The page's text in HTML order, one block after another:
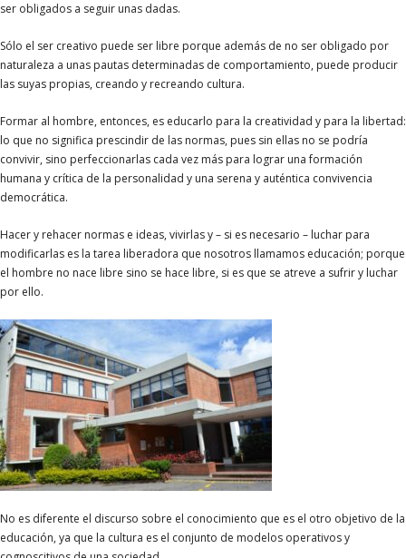
ser obligados a seguir unas dadas.
Sólo el ser creativo puede ser libre porque además de no ser obligado por
naturaleza a unas pautas determinadas de comportamiento, puede producir
las suyas propias, creando y recreando cultura.
Formar al hombre, entonces, es educarlo para la creatividad y para la libertad:
lo que no significa prescindir de las normas, pues sin ellas no se podría
convivir, sino perfeccionarlas cada vez más para lograr una formación
humana y crítica de la personalidad y una serena y auténtica convivencia
democrática.
Hacer y rehacer normas e ideas, vivirlas y – si es necesario – luchar para
modificarlas es la tarea liberadora que nosotros llamamos educación; porque
el hombre no nace libre sino se hace libre, si es que se atreve a sufrir y luchar
por ello.
No es diferente el discurso sobre el conocimiento que es el otro objetivo de la
educación, ya que la cultura es el conjunto de modelos operativos y